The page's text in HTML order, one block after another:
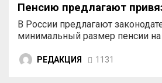
Пенсию предлагают
В России предлагают
минимальный размер пенсии
РЕДАКЦИЯ 1131